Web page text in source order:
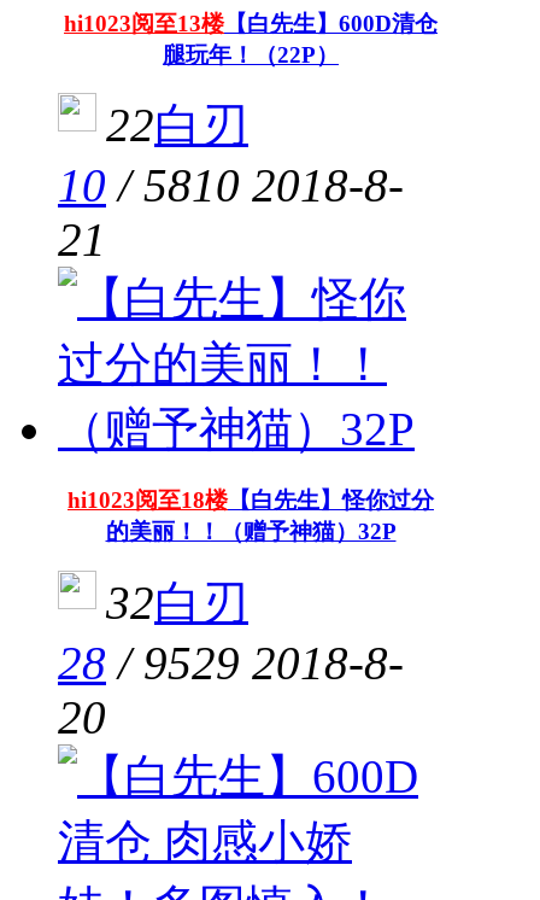
hi1023阅至13楼【白先生】600D清仓
腿玩年！（22P）
22白刃
10 /5810 2018-8-
21
hi1023阅至18楼【白先生】怪你过分
的美丽！！（赠予神猫）32P
32白刃
28 /9529 2018-8-
20